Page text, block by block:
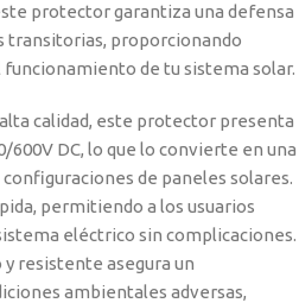
protector garantiza una defensa
transitorias, proporcionando
funcionamiento de tu sistema solar.
calidad, este protector presenta
DC, lo que lo convierte en una
de paneles solares.
permitiendo a los usuarios
eléctrico sin complicaciones.
resistente asegura un
ambientales adversas,